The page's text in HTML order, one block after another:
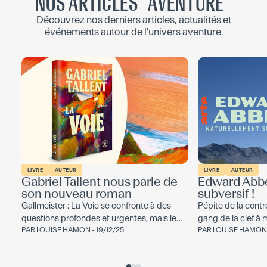
Découvrez nos derniers articles, actualités et
événements autour de l'universaventure.
LIVRE AUTEUR
Gabriel Tallent nous parle de
son nouveau roman
Gallmeister : La Voie se confronte à des
questions profondes et urgentes, mais le
roman est aussi joyeux et plus drôle...
PAR LOUISE HAMON - 19/12/25
LIVRE AUTEUR
Edward
subversif !
Pépite de la
gang de la clef à
génération
PAR LOUISE HAMON